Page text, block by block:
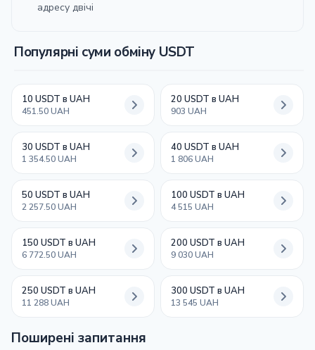
адресу двічі
Популярні суми обміну USDT
10 USDT в UAH
451.50 UAH
20 USDT в UAH
903 UAH
30 USDT в UAH
1 354.50 UAH
40 USDT в UAH
1 806 UAH
50 USDT в UAH
2 257.50 UAH
100 USDT в UAH
4 515 UAH
150 USDT в UAH
6 772.50 UAH
200 USDT в UAH
9 030 UAH
250 USDT в UAH
11 288 UAH
300 USDT в UAH
13 545 UAH
Поширені запитання